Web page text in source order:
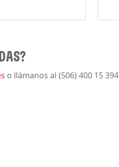
o llámanos al (506) 400 15 394